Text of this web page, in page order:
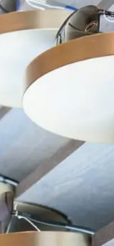
台中米蘭．米藍眼鏡精